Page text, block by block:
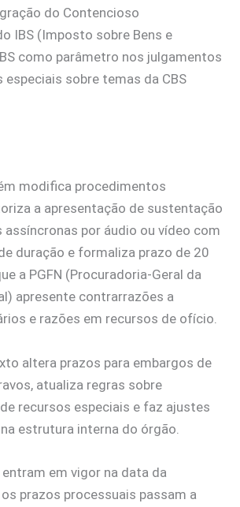
do Contencioso
IBS (Imposto sobre Bens e
como parâmetro nos julgamentos
sobre temas da CBS
modifica procedimentos
a apresentação de sustentação
assíncronas por áudio ou vídeo com
duração e formaliza prazo de 20
a PGFN (Procuradoria-Geral da
apresente contrarrazões a
e razões em recursos de ofício.
altera prazos para embargos de
atualiza regras sobre
recursos especiais e faz ajustes
estrutura interna do órgão.
em vigor na data da
prazos processuais passam a